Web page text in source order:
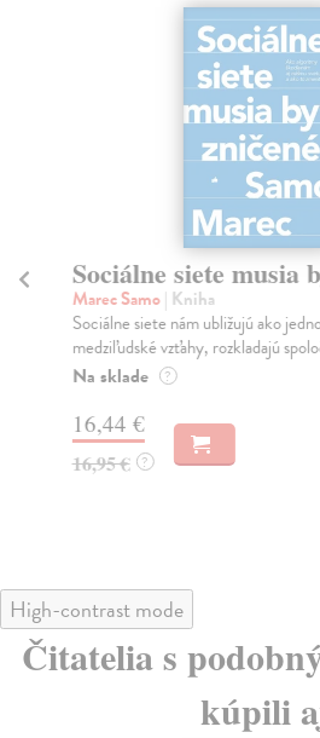
Sociálne siete musia
Marec Samo| Kniha
Sociálne siete nám ubližujú ako
medziľudské vzťahy, rozkladajú
Na sklade ?
16,44 €
16,95 € ?
High-contrast mode
Čitatelia s
kúpili